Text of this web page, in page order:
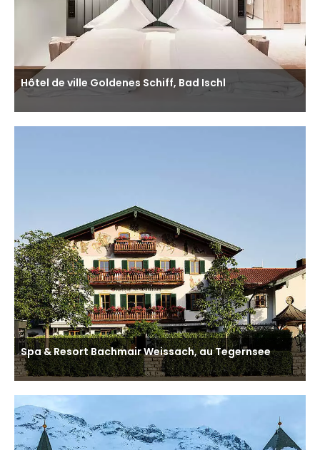
Hôtel de ville Goldenes Schiff, Bad Ischl
Spa & Resort Bachmair Weissach, au Tegernsee